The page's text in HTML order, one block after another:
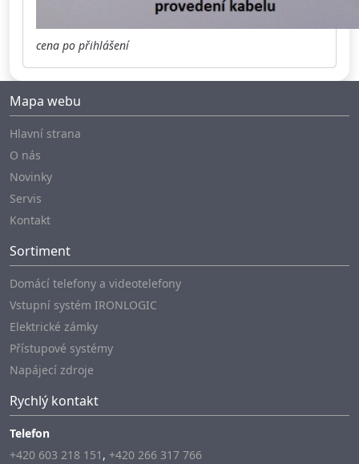
cena po přihlášení
Mapa webu
Hlavní strana
O nás
Novinky
Servis
Kontakt
Sortiment
Domácí telefony a videotelefony
Vstupní systém IRONLOGIC
Elektrické zámky
Přístupové systémy
Napájecí zdroje
Rychlý kontakt
Telefon
+420 603 218 151 , +420 266 317 766